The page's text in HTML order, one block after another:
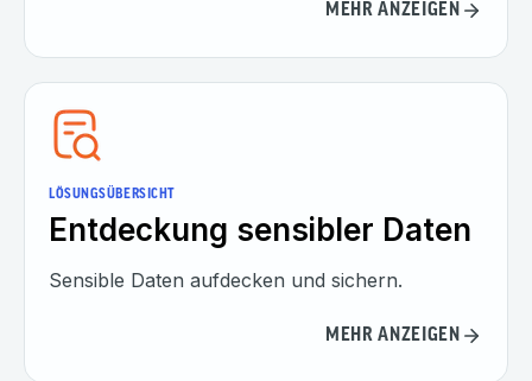
MEHR ANZEIGEN
LÖSUNGSÜBERSICHT
Entdeckung sensibler Daten
Sensible Daten aufdecken und sichern.
MEHR ANZEIGEN